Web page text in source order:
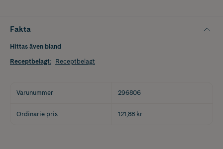
Fakta
Hittas även bland
Receptbelagt: Receptbelagt
Varunummer 296806
Ordinarie pris 121,88 kr